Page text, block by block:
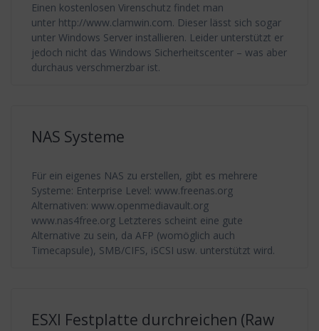
Einen kostenlosen Virenschutz findet man
unter http://www.clamwin.com. Dieser lässt sich sogar
unter Windows Server installieren. Leider unterstützt er
jedoch nicht das Windows Sicherheitscenter – was aber
durchaus verschmerzbar ist.
NAS Systeme
Für ein eigenes NAS zu erstellen, gibt es mehrere
Systeme: Enterprise Level: www.freenas.org
Alternativen: www.openmediavault.org
www.nas4free.org Letzteres scheint eine gute
Alternative zu sein, da AFP (womöglich auch
Timecapsule), SMB/CIFS, iSCSI usw. unterstützt wird.
ESXI Festplatte durchreichen (Raw